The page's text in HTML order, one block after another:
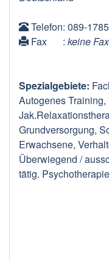
Telefon: 089-
Fax
: keine
Spezialgebiete:
Autogenes Training,
Grundversorgung,
Erwachsene,
Überwiegend /
tätig. Psychotherapie